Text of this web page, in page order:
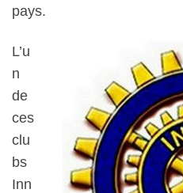
pays.
L’u
n
de
ces
clu
bs
Inn